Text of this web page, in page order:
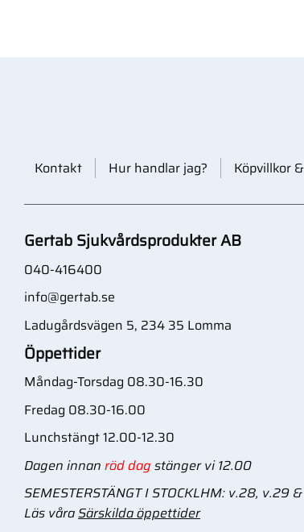
Kontakt Hur handlar jag? Köpvillkor
Gertab Sjukvårdsprodukter AB
040-416400
info@gertab.se
Ladugårdsvägen 5, 234 35 Lomma
Öppettider
Måndag-Torsdag 08.30-16.30
Fredag 08.30-16.00
Lunchstängt 12.00-12.30
Dagen innan röd dag stänger vi 12.00
SEMESTERSTÄNGT I STOCKLHM: v.28, v.29
Läs våraSärskilda öppettider